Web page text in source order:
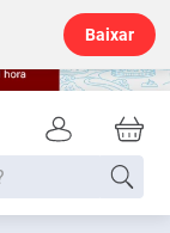
Baixar